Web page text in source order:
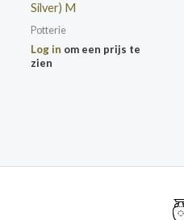
Silver) M
Potterie
Log in om een prijs te
zien